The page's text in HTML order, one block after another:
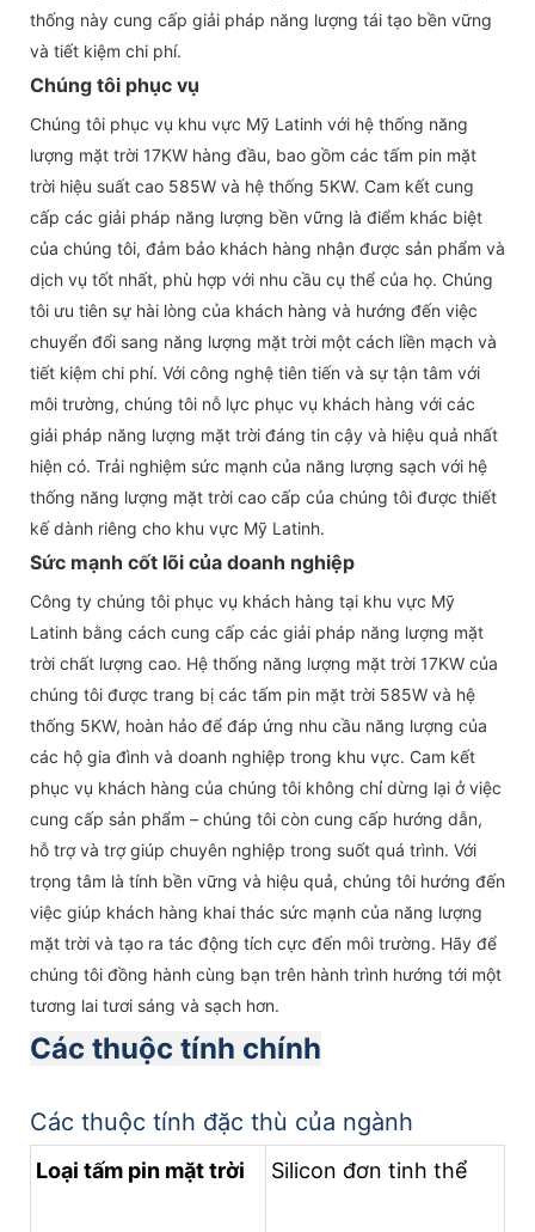
thống này cung cấp giải pháp năng lượng tái tạo bền vững
và tiết kiệm chi phí.
Chúng tôi phục vụ
Chúng tôi phục vụ khu vực Mỹ Latinh với hệ thống năng
lượng mặt trời 17KW hàng đầu, bao gồm các tấm pin mặt
trời hiệu suất cao 585W và hệ thống 5KW. Cam kết cung
cấp các giải pháp năng lượng bền vững là điểm khác biệt
của chúng tôi, đảm bảo khách hàng nhận được sản phẩm và
dịch vụ tốt nhất, phù hợp với nhu cầu cụ thể của họ. Chúng
tôi ưu tiên sự hài lòng của khách hàng và hướng đến việc
chuyển đổi sang năng lượng mặt trời một cách liền mạch và
tiết kiệm chi phí. Với công nghệ tiên tiến và sự tận tâm với
môi trường, chúng tôi nỗ lực phục vụ khách hàng với các
giải pháp năng lượng mặt trời đáng tin cậy và hiệu quả nhất
hiện có. Trải nghiệm sức mạnh của năng lượng sạch với hệ
thống năng lượng mặt trời cao cấp của chúng tôi được thiết
kế dành riêng cho khu vực Mỹ Latinh.
Sức mạnh cốt lõi của doanh nghiệp
Công ty chúng tôi phục vụ khách hàng tại khu vực Mỹ
Latinh bằng cách cung cấp các giải pháp năng lượng mặt
trời chất lượng cao. Hệ thống năng lượng mặt trời 17KW của
chúng tôi được trang bị các tấm pin mặt trời 585W và hệ
thống 5KW, hoàn hảo để đáp ứng nhu cầu năng lượng của
các hộ gia đình và doanh nghiệp trong khu vực. Cam kết
phục vụ khách hàng của chúng tôi không chỉ dừng lại ở việc
cung cấp sản phẩm – chúng tôi còn cung cấp hướng dẫn,
hỗ trợ và trợ giúp chuyên nghiệp trong suốt quá trình. Với
trọng tâm là tính bền vững và hiệu quả, chúng tôi hướng đến
việc giúp khách hàng khai thác sức mạnh của năng lượng
mặt trời và tạo ra tác động tích cực đến môi trường. Hãy để
chúng tôi đồng hành cùng bạn trên hành trình hướng tới một
tương lai tươi sáng và sạch hơn.
Các thuộc tính chính
Các thuộc tính đặc thù của ngành
Loại tấm pin mặt trời Silicon đơn tinh thể